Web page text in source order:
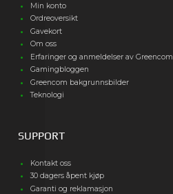
Min konto
Ordreoversikt
Gavekort
Om oss
Erfaringer og anmeldelser av Greencom
Gamingbloggen
Greencom bakgrunnsbilder
Teknologi
SUPPORT
Kontakt oss
30 dagers åpent kjøp
Garanti og reklamasjon